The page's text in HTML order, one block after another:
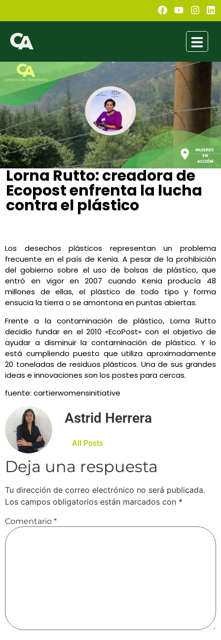
Lorna Rutto: creadora de
Ecopost enfrenta la lucha
contra el plástico
Los desechos plásticos representan un problema
frecuente en el país de Kenia. A pesar de la prohibición
del gobierno sobre el uso de bolsas de plástico, que
entró en vigor en 2007 cuando Kenia producía 48
millones de ellas, el plástico de todo tipo y forma
ensucia la tierra o se amontona en puntas abiertas.
Frente a la contaminación de plástico, Lorna Rutto
decidio fundar en el 2010 «EcoPost» con el objetivo de
ayudar a disminuir la contaminación de plástico. Y lo
está cumpliendo puesto que utiliza aproximadamente
20 toneladas de residuos plásticos. Una de sus grandes
ideas e innovaciones son los postes para cercas.
fuente: cartierwomensinitiative
Astrid Herrera
All Posts
Deja una respuesta
Tu dirección de correo electrónico no será publicada.
Los campos obligatorios están marcados con *
Comentario *